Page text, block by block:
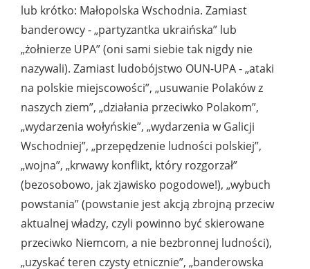
lub krótko: Małopolska Wschodnia. Zamiast
banderowcy - „partyzantka ukraińska” lub
„żołnierze UPA” (oni sami siebie tak nigdy nie
nazywali). Zamiast ludobójstwo OUN-UPA - „ataki
na polskie miejscowości”, „usuwanie Polaków z
naszych ziem”, „działania przeciwko Polakom”,
„wydarzenia wołyńskie”, „wydarzenia w Galicji
Wschodniej”, „przepędzenie ludności polskiej”,
„wojna”, „krwawy konflikt, który rozgorzał”
(bezosobowo, jak zjawisko pogodowe!), „wybuch
powstania” (powstanie jest akcją zbrojną przeciw
aktualnej władzy, czyli powinno być skierowane
przeciwko Niemcom, a nie bezbronnej ludności),
„uzyskać teren czysty etnicznie”, „banderowska